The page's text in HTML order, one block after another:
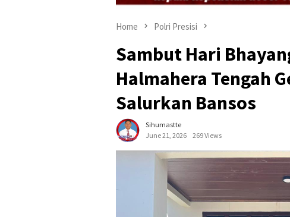
Home Polri Presisi
Sambut Hari
Halmahera Tengah
Salurkan Bansos
Sihumastte
June 21, 2026
269 Views